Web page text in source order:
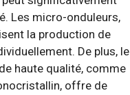
Les micro-onduleurs,
la production de
De plus, le
haute qualité, comme
offre de